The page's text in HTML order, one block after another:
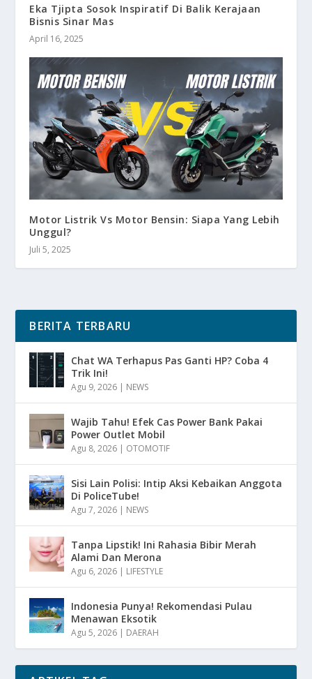
Eka Tjipta Sosok Inspiratif Di Balik Kerajaan
Bisnis Sinar Mas
April 16, 2025
Motor Listrik Vs Motor Bensin: Siapa Yang Lebih
Unggul?
Juli 5, 2025
BERITA TERBARU
Chat WA Terhapus Pas Ganti HP? Coba 4
Trik Ini!
Agu 9, 2026 | NEWS
Wajib Tahu! Efek Cas Power Bank Pakai
Power Outlet Mobil
Agu 8, 2026 | OTOMOTIF
Sisi Lain Polisi: Intip Aksi Kebaikan Anggota
Di PoliceTube!
Agu 7, 2026 | NEWS
Tanpa Lipstik! Ini Rahasia Bibir Merah
Alami Dan Merona
Agu 6, 2026 | LIFESTYLE
Indonesia Punya! Rekomendasi Pulau
Menawan Eksotik
Agu 5, 2026 | DAERAH